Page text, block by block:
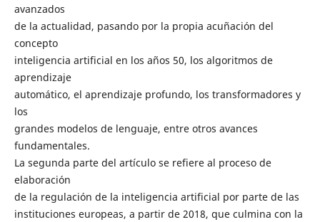
avanzados
de la actualidad, pasando por la propia acuñación del
concepto
inteligencia artificial en los años 50, los algoritmos de
aprendizaje
automático, el aprendizaje profundo, los transformadores y
los
grandes modelos de lenguaje, entre otros avances
fundamentales.
La segunda parte del artículo se refiere al proceso de
elaboración
de la regulación de la inteligencia artificial por parte de las
instituciones europeas, a partir de 2018, que culmina con la